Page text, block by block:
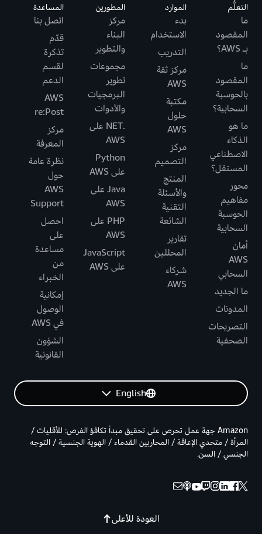
التعلُّم
ما
المقصود
بـ AWS؟
ما
المقصود
بالحوسبة
السحابية؟
ما هو
الذكاء
الاصطناعي
المستقل؟
محور
مفاهيم
الحوسبة
السحابية
أمان
AWS
السحابي
ما الجديد
المدونات
التصريحات
الصحفية
الموارد
بدء
الاستخدام
التدريب
مركز ثقة
AWS
مكتبة
حلول
AWS
مركز
التصميم
المنتج
والأسئلة
التقنية
الشائعة
تقارير
المحللين
شركاء
AWS
المطورين
مركز
البناء
والتطوير
مجموعات
تطوير
البرمجيات
والأدوات
.NET على
AWS
Python
على AWS
Java على
AWS
PHP على
AWS
JavaScript
على AWS
المساعدة
اتصل بنا
قدّم
تذكرة
لقسم
الدعم
AWS
re:Post
مركز
المعرفة
نظرة عامة
حول
AWS
Support
احصل
على
مساعدة
من
الخبراء
إمكانية
الوصول
في AWS
الشؤون
القانونية
English
العودة للأعلى
Amazon جهة عمل تحرص على تحقيق مبدأ تكافؤ الفرص: للأقليات /
المرأة / متحدي الإعاقة / المحاربين القدماء / الهوية الجنسية / التوجه
الجنسي / السن.